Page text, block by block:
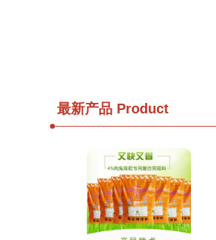
最新产品 Product